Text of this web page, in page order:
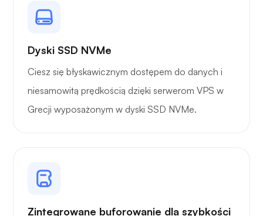
Dyski SSD NVMe
Ciesz się błyskawicznym dostępem do danych i
niesamowitą prędkością dzięki serwerom VPS w
Grecji wyposażonym w dyski SSD NVMe.
Zintegrowane buforowanie dla szybkości